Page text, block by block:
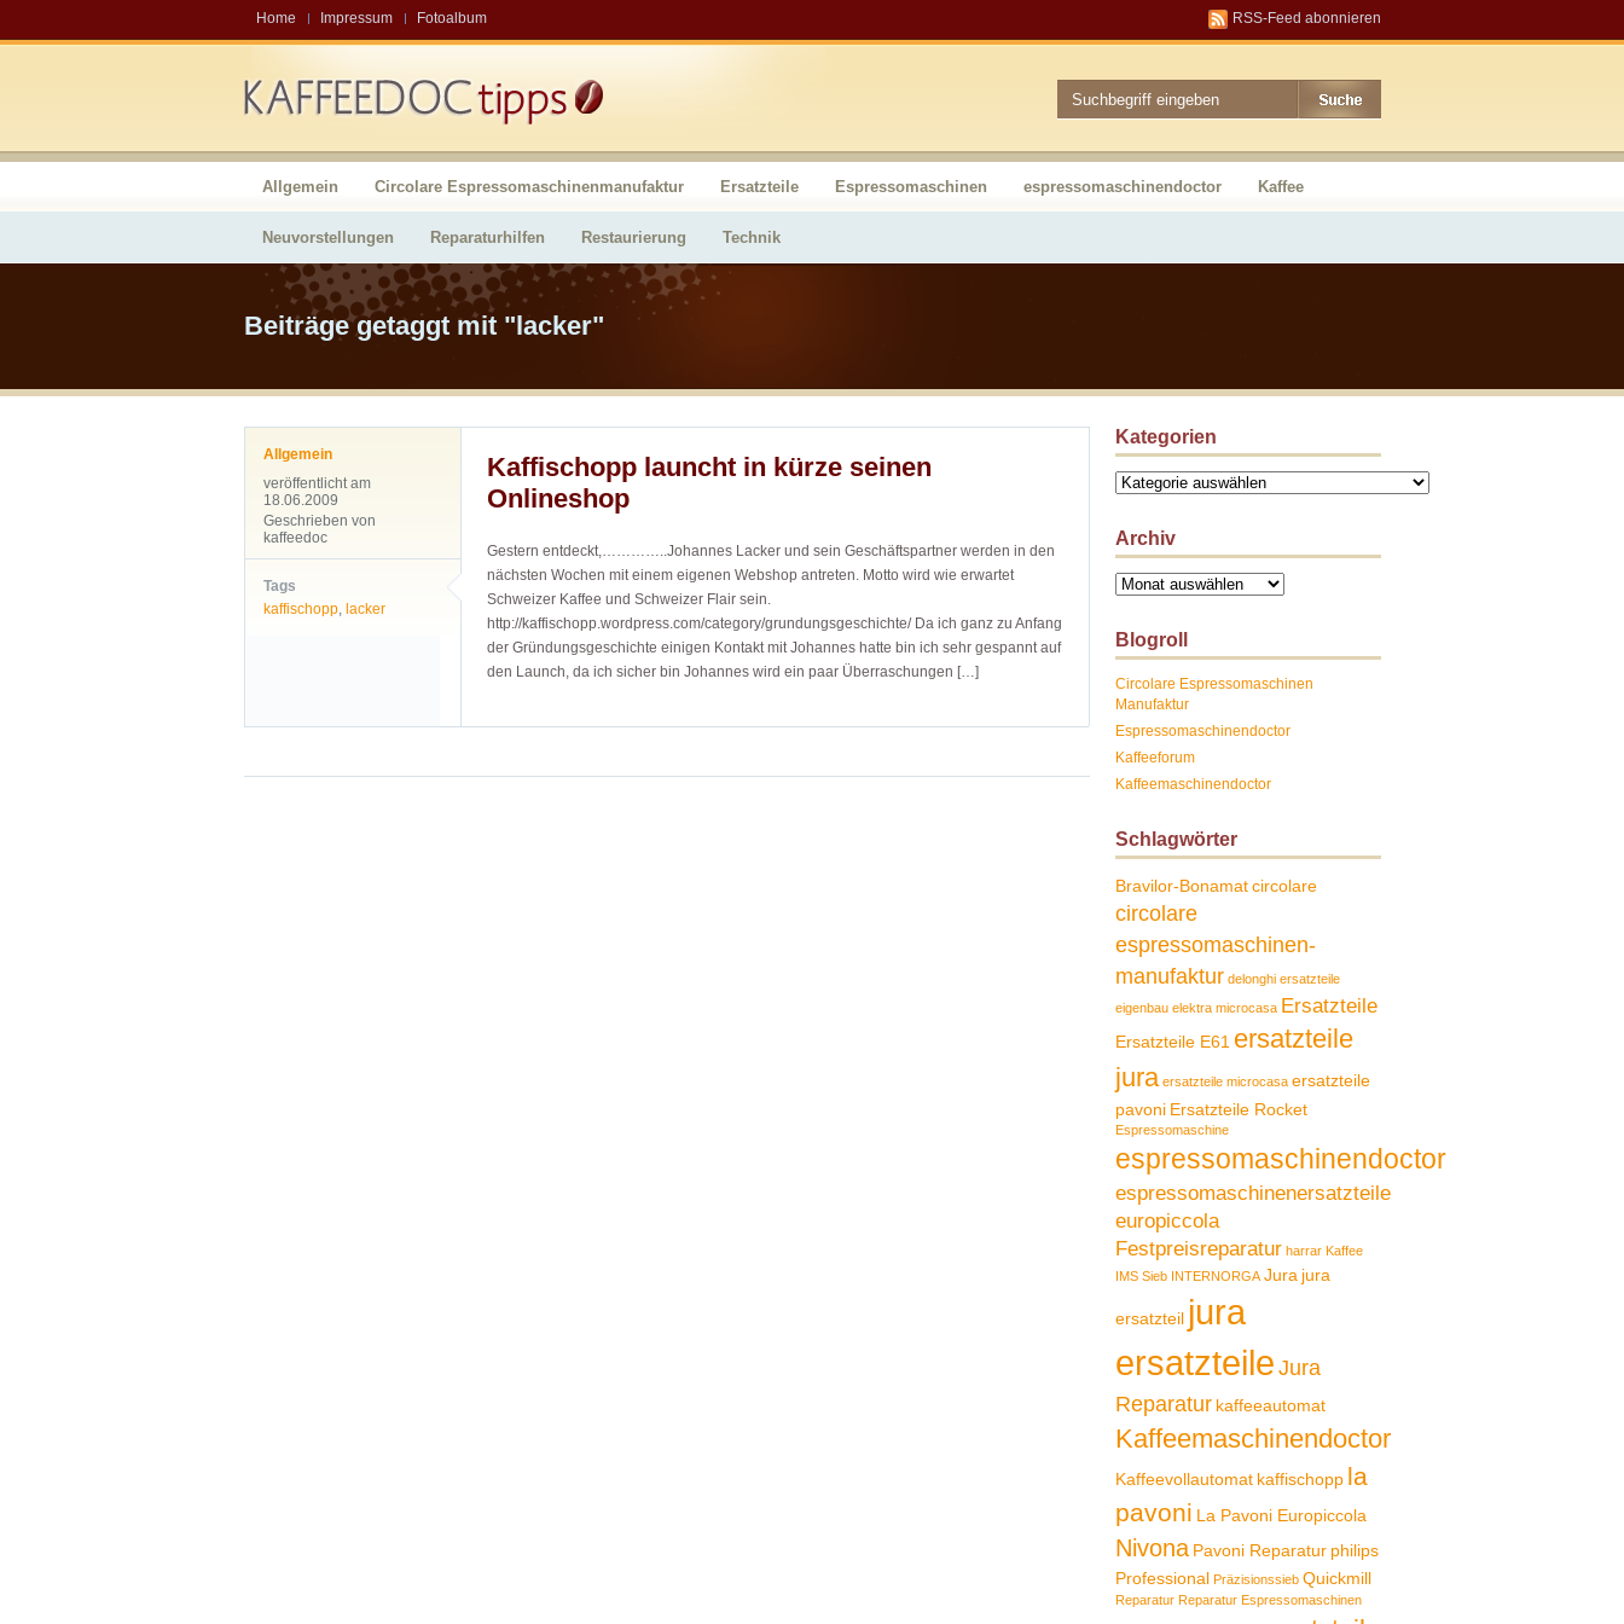
Home Impressum Fotoalbum RSS-Feed abonnieren
Allgemein Circolare Espressomaschinenmanufaktur Ersatzteile Espressomaschinen espressomaschinendoctor Kaffee
Neuvorstellungen Reparaturhilfen Restaurierung Technik
Beiträge getaggt mit "lacker"
Allgemein
veröffentlicht am
18.06.2009
Geschrieben von
kaffeedoc
Tags
kaffischopp, lacker
Kaffischopp launcht in kürze seinen
Onlineshop
Gestern entdeckt,…………..Johannes Lacker und sein Geschäftspartner werden in den
nächsten Wochen mit einem eigenen Webshop antreten. Motto wird wie erwartet
Schweizer Kaffee und Schweizer Flair sein.
http://kaffischopp.wordpress.com/category/grundungsgeschichte/ Da ich ganz zu Anfang
der Gründungsgeschichte einigen Kontakt mit Johannes hatte bin ich sehr gespannt auf
den Launch, da ich sicher bin Johannes wird ein paar Überraschungen […]
Kategorien
Kategorien
Archiv
Archiv
Blogroll
Circolare Espressomaschinen
Manufaktur
Espressomaschinendoctor
Kaffeeforum
Kaffeemaschinendoctor
Schlagwörter
Bravilor-Bonamat circolare
circolare
espressomaschinen-
manufaktur delonghi ersatzteile
eigenbau elektra microcasa Ersatzteile
Ersatzteile E61 ersatzteile
jura ersatzteile microcasa ersatzteile
pavoni Ersatzteile Rocket
Espressomaschine
espressomaschinendoctor
espressomaschinenersatzteile
europiccola
Festpreisreparatur harrar Kaffee
IMS Sieb INTERNORGA Jura jura
ersatzteil jura
ersatzteileJura
Reparatur kaffeeautomat
Kaffeemaschinendoctor
Kaffeevollautomat kaffischopp la
pavoni La Pavoni Europiccola
Nivona Pavoni Reparatur philips
Professional Präzisionssieb Quickmill
Reparatur Reparatur Espressomaschinen